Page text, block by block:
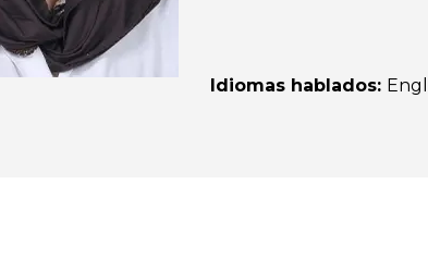
Idiomas hablados: